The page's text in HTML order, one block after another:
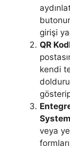
girişi
QR
kendi
veya